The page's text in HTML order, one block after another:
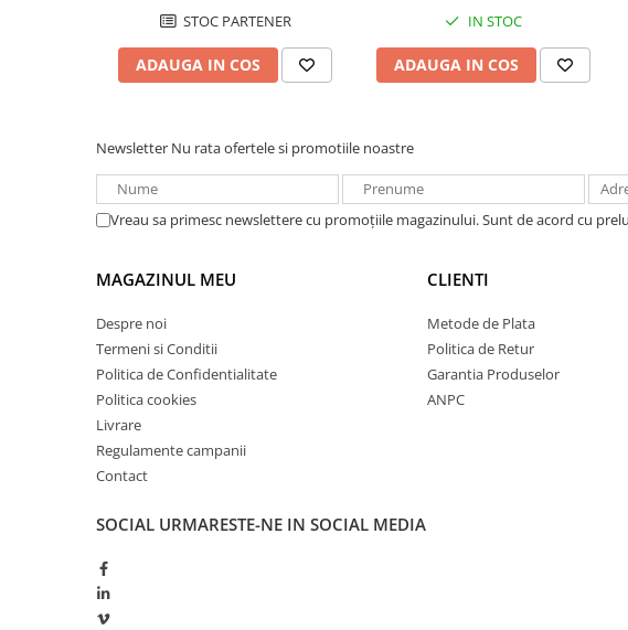
Pachete acumulatori VRLA
Redresoare, incarcatoare si testere
Redresoare auto, moto, barci si
UPS pentru centrale termice si
UPS Calculatoare si Servere
UPS Trifazat
Stabilizatoare Tensiune
PDUs unitati de distributie a
energiei electrice
Acumulatori UPS
Drumetii / Camping
Frigidere portabile
STOC PARTENER
ADAUGA IN COS
IN STOC
ADAUGA IN COS
Newsletter Nu rata ofertele si promotiile noastre
Vreau sa primesc newslettere cu promoțiile magazinului. Sunt de acord cu
MAGAZINUL MEU
Despre noi
Termeni si Conditii
Politica de Confidentialitate
Politica cookies
Livrare
Regulamente campanii
Contact
CLIENTI
Metode de Plata
Politica de Retur
Garantia Produselor
ANPC
SOCIAL URMARESTE-NE IN SOCIAL MEDIA